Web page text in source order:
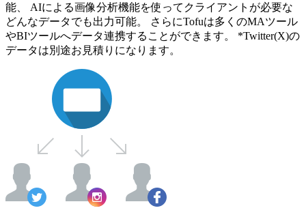
能、 AIによる画像分析機能を使ってクライアントが必要な
どんなデータでも出力可能。 さらにTofuは多くのMAツール
やBIツールへデータ連携することができます。 *Twitter(X)の
データは別途お見積りになります。